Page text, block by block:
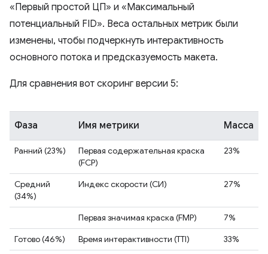
«Первый простой ЦП» и «Максимальный
потенциальный FID». Веса остальных метрик были
изменены, чтобы подчеркнуть интерактивность
основного потока и предсказуемость макета.
Для сравнения вот скоринг версии 5:
Фаза Имя метрики Масса
Ранний (23%)
Первая содержательная краска
(FCP)
23%
Средний
(34%)
Индекс скорости (СИ) 27%
Первая значимая краска (FMP)
7%
Готово (46%)
Время интерактивности (TTI)
33%